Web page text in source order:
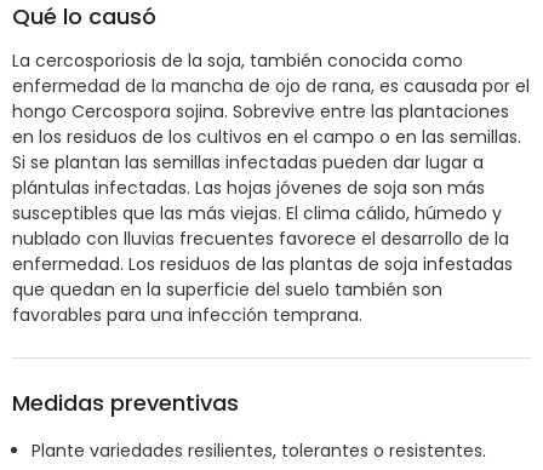
Qué lo causó
La cercosporiosis de la soja, también conocida como
enfermedad de la mancha de ojo de rana, es causada por el
hongo Cercospora sojina. Sobrevive entre las plantaciones
en los residuos de los cultivos en el campo o en las semillas.
Si se plantan las semillas infectadas pueden dar lugar a
plántulas infectadas. Las hojas jóvenes de soja son más
susceptibles que las más viejas. El clima cálido, húmedo y
nublado con lluvias frecuentes favorece el desarrollo de la
enfermedad. Los residuos de las plantas de soja infestadas
que quedan en la superficie del suelo también son
favorables para una infección temprana.
Medidas preventivas
Plante variedades resilientes, tolerantes o resistentes.